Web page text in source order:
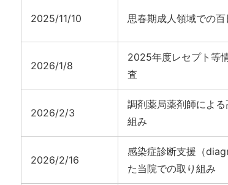
2025/11/10 思春期成人領域での
2026/1/8
2025年度レセプト等
査
2026/2/3
調剤薬局薬剤師によ
組み
2026/2/16
感染症診断支援（
た当院での取り組み